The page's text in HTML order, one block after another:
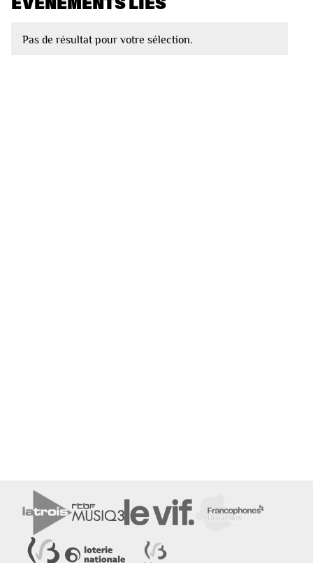
Pas de résultat pour votre sélection.